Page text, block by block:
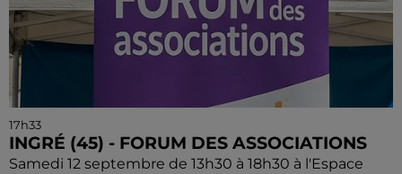
17h33
INGRÉ (45) - FORUM DES ASSOCIATIONS
Samedi 12 septembre de 13h30 à 18h30 à l'Espace